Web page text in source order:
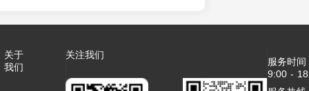
关于
我们
关注我们
服务时
9:00 -